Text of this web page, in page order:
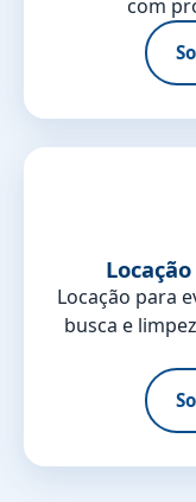
com
Locação para
busca e